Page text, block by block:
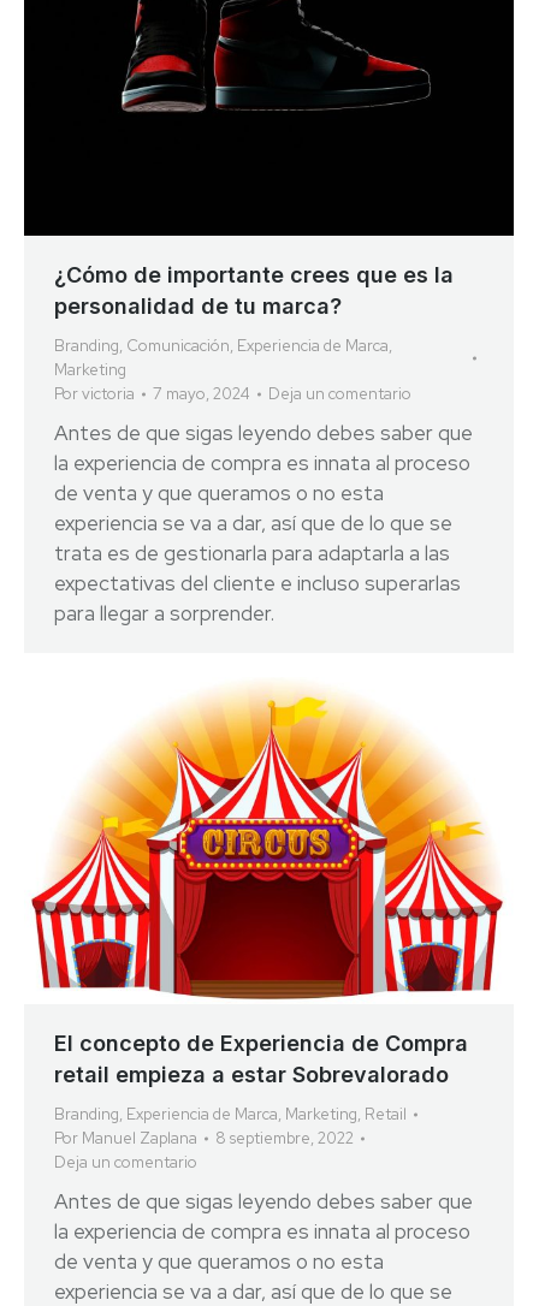
¿Cómo de importante crees que es la
personalidad de tu marca?
Branding, Comunicación, Experiencia de Marca,
Marketing
Porvictoria 7 mayo, 2024 Deja un comentario
Antes de que sigas leyendo debes saber que
la experiencia de compra es innata al proceso
de venta y que queramos o no esta
experiencia se va a dar, así que de lo que se
trata es de gestionarla para adaptarla a las
expectativas del cliente e incluso superarlas
para llegar a sorprender.
El concepto de Experiencia de Compra
retail empieza a estar Sobrevalorado
Branding, Experiencia de Marca, Marketing, Retail
Por Manuel Zaplana
8 septiembre, 2022
Deja un comentario
Antes de que sigas leyendo debes saber que
la experiencia de compra es innata al proceso
de venta y que queramos o no esta
experiencia se va a dar, así que de lo que se